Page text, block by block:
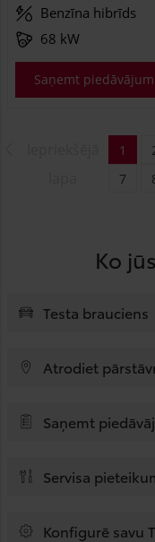
Benzīna hibrīds
68 kW
Saņemt
1
7
Ko
Testa brauciens
Atrodiet
Saņemt
Servisa
Konfigurē savu